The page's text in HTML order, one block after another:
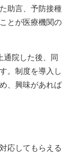
助言、予防接種
とが医療機関の
通院した後、同
。制度を導入し
、興味があれば
応してもらえる